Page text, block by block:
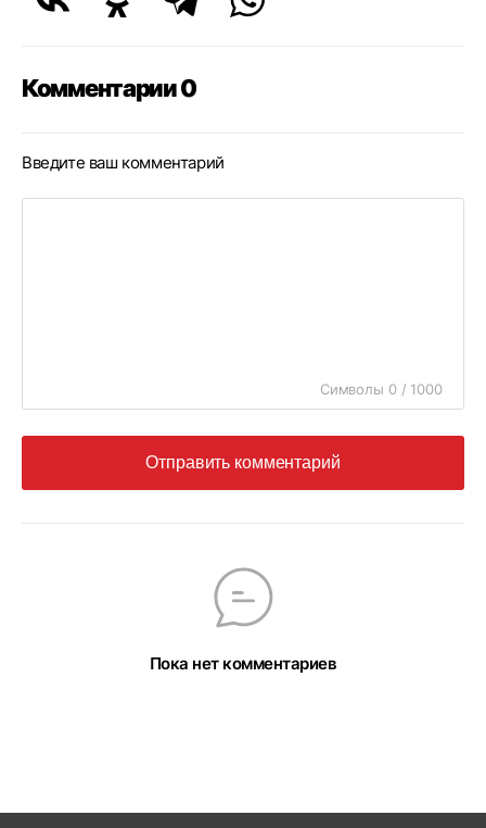
Комментарии 0
Введите ваш комментарий
Символы 0 / 1000
Отправить комментарий
Пока нет комментариев